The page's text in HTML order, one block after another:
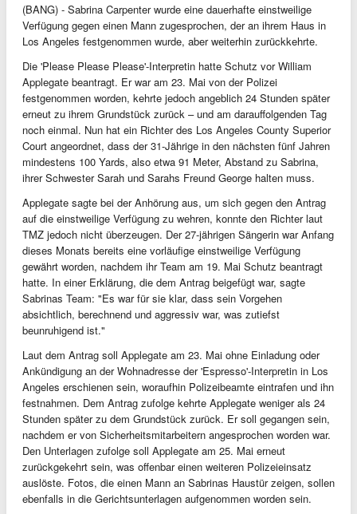
(BANG) - Sabrina Carpenter wurde eine dauerhafte einstweilige
Verfügung gegen einen Mann zugesprochen, der an ihrem Haus in
Los Angeles festgenommen wurde, aber weiterhin zurückkehrte.
Die 'Please Please Please'-Interpretin hatte Schutz vor William
Applegate beantragt. Er war am 23. Mai von der Polizei
festgenommen worden, kehrte jedoch angeblich 24 Stunden später
erneut zu ihrem Grundstück zurück – und am darauffolgenden Tag
noch einmal. Nun hat ein Richter des Los Angeles County Superior
Court angeordnet, dass der 31-Jährige in den nächsten fünf Jahren
mindestens 100 Yards, also etwa 91 Meter, Abstand zu Sabrina,
ihrer Schwester Sarah und Sarahs Freund George halten muss.
Applegate sagte bei der Anhörung aus, um sich gegen den Antrag
auf die einstweilige Verfügung zu wehren, konnte den Richter laut
TMZ jedoch nicht überzeugen. Der 27-jährigen Sängerin war Anfang
dieses Monats bereits eine vorläufige einstweilige Verfügung
gewährt worden, nachdem ihr Team am 19. Mai Schutz beantragt
hatte. In einer Erklärung, die dem Antrag beigefügt war, sagte
Sabrinas Team: "Es war für sie klar, dass sein Vorgehen
absichtlich, berechnend und aggressiv war, was zutiefst
beunruhigend ist."
Laut dem Antrag soll Applegate am 23. Mai ohne Einladung oder
Ankündigung an der Wohnadresse der 'Espresso'-Interpretin in Los
Angeles erschienen sein, woraufhin Polizeibeamte eintrafen und ihn
festnahmen. Dem Antrag zufolge kehrte Applegate weniger als 24
Stunden später zu dem Grundstück zurück. Er soll gegangen sein,
nachdem er von Sicherheitsmitarbeitern angesprochen worden war.
Den Unterlagen zufolge soll Applegate am 25. Mai erneut
zurückgekehrt sein, was offenbar einen weiteren Polizeieinsatz
auslöste. Fotos, die einen Mann an Sabrinas Haustür zeigen, sollen
ebenfalls in die Gerichtsunterlagen aufgenommen worden sein.